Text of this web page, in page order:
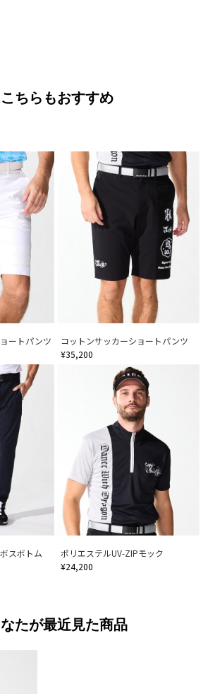
こちらもおすすめ
ートパンツ
コットンサッカーショートパンツ
¥35,200
スボトム
ポリエステルUV-ZIPモック
¥24,200
たが最近見た商品